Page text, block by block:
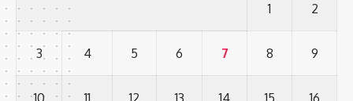
1 2
3 4 5 6 7 8 9